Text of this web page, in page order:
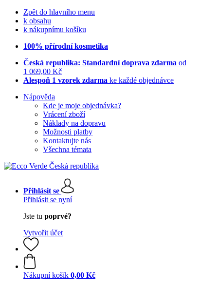
Zpět do hlavního menu
k obsahu
k nákupnímu košíku
100% přírodní kosmetika
Česká republika: Standardní doprava zdarma od
1 069,00 Kč
Alespoň 1 vzorek zdarma ke každé objednávce
Nápověda
Kde je moje objednávka?
Vrácení zboží
Náklady na dopravu
Možnosti platby
Kontaktujte nás
Všechna témata
Přihlásit se
Přihlásit se nyní
Jste tu poprvé?
Vytvořit účet
Nákupní košík 0,00 Kč